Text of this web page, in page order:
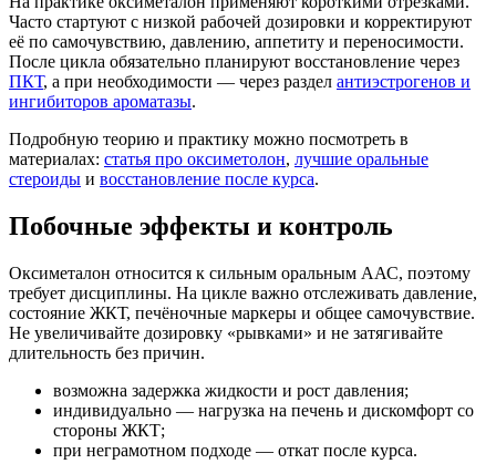
Часто стартуют с низкой рабочей дозировки и корректируют
её по самочувствию, давлению, аппетиту и переносимости.
После цикла обязательно планируют восстановление через
ПКТ, а при необходимости — через раздел антиэстрогенов и
ингибиторов ароматазы.
Подробную теорию и практику можно посмотреть в
материалах: статья про оксиметолон, лучшие оральные
стероиды и восстановление после курса.
Побочные эффекты и контроль
Оксиметалон относится к сильным оральным ААС, поэтому
требует дисциплины. На цикле важно отслеживать давление,
состояние ЖКТ, печёночные маркеры и общее самочувствие.
Не увеличивайте дозировку «рывками» и не затягивайте
длительность без причин.
возможна задержка жидкости и рост давления;
индивидуально — нагрузка на печень и дискомфорт со
стороны ЖКТ;
при неграмотном подходе — откат после курса.